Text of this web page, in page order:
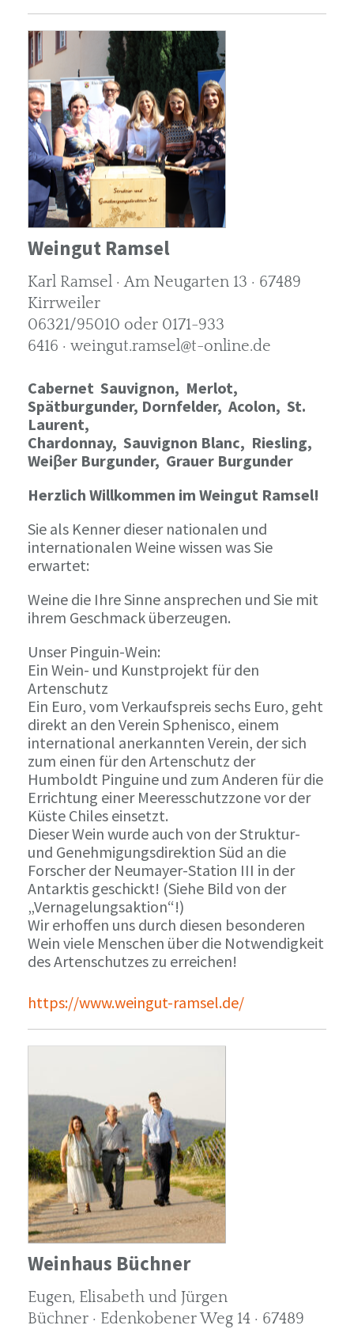
Weingut Ramsel
Karl Ramsel · Am Neugarten 13 · 67489
Kirrweiler
06321/95010 oder 0171-933
6416 · weingut.ramsel@t-online.de
Cabernet Sauvignon, Merlot,
Spätburgunder, Dornfelder, Acolon, St.
Laurent,
Chardonnay, Sauvignon Blanc, Riesling,
Weiβer Burgunder, Grauer Burgunder
Herzlich Willkommen im Weingut Ramsel!
Sie als Kenner dieser nationalen und
internationalen Weine wissen was Sie
erwartet:
Weine die Ihre Sinne ansprechen und Sie mit
ihrem Geschmack überzeugen.
Unser Pinguin-Wein:
Ein Wein- und Kunstprojekt für den
Artenschutz
Ein Euro, vom Verkaufspreis sechs Euro, geht
direkt an den Verein Sphenisco, einem
international anerkannten Verein, der sich
zum einen für den Artenschutz der
Humboldt Pinguine und zum Anderen für die
Errichtung einer Meeresschutzzone vor der
Küste Chiles einsetzt.
Dieser Wein wurde auch von der Struktur-
und Genehmigungsdirektion Süd an die
Forscher der Neumayer-Station III in der
Antarktis geschickt! (Siehe Bild von der
„Vernagelungsaktion“!)
Wir erhoffen uns durch diesen besonderen
Wein viele Menschen über die Notwendigkeit
des Artenschutzes zu erreichen!
https://www.weingut-ramsel.de/
Weinhaus Büchner
Eugen, Elisabeth und Jürgen
Büchner · Edenkobener Weg 14 · 67489